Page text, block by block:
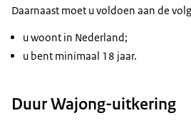
Daarnaast moet u voldoen aan de
u woont in Nederland;
u bent minimaal 18 jaar.
Duur Wajong-uitkering